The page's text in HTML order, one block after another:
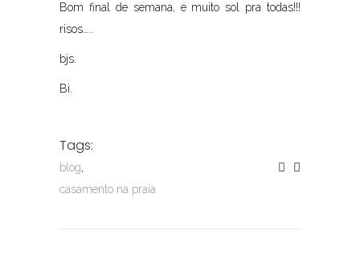
Bom final de semana, e muito sol pra todas!!!
risos…..
bjs.
Bi.
Tags:
blog,
casamento na praia